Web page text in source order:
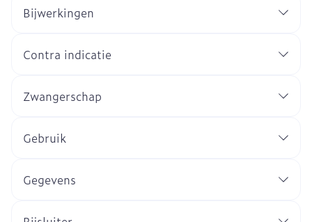
Bijwerkingen
Contra indicatie
Zwangerschap
Gebruik
Gegevens